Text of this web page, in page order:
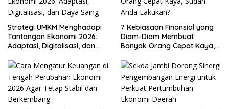
Strategi UMKM Menghadapi
Tantangan Ekonomi 2026:
Adaptasi, Digitalisasi, dan
7 Kebiasaan Finansial yang
Diam-Diam Membuat
Banyak Orang Cepat Kaya,